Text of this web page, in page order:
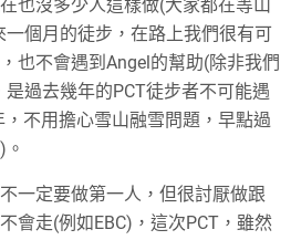
也沒多少人這樣做(大家都在等山
個月的徒步，在路上我們很有可
也不會遇到Angel的幫助(除非我們
過去幾年的PCT徒步者不可能遇
不用擔心雪山融雪問題，早點過
一定要做第一人，但很討厭做跟
會走(例如EBC)，這次PCT，雖然